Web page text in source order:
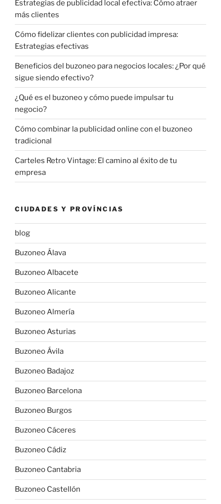
Estrategias de publicidad local efectiva: Cómo atraer
más clientes
Cómo fidelizar clientes con publicidad impresa:
Estrategias efectivas
Beneficios del buzoneo para negocios locales: ¿Por qué
sigue siendo efectivo?
¿Qué es el buzoneo y cómo puede impulsar tu
negocio?
Cómo combinar la publicidad online con el buzoneo
tradicional
Carteles Retro Vintage: El camino al éxito de tu
empresa
CIUDADES Y PROVÍNCIAS
blog
Buzoneo Álava
Buzoneo Albacete
Buzoneo Alicante
Buzoneo Almería
Buzoneo Asturias
Buzoneo Ávila
Buzoneo Badajoz
Buzoneo Barcelona
Buzoneo Burgos
Buzoneo Cáceres
Buzoneo Cádiz
Buzoneo Cantabria
Buzoneo Castellón